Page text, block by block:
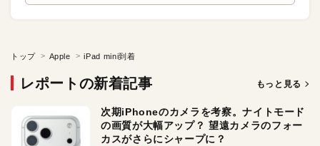
トップ Apple iPad mini到着
レポートの新着記事 もっと見る
次期iPhoneのカメラを考察。ナイトモード
の画質が大幅アップ？ 望遠カメラのフォー
カスがさらにシャープに？